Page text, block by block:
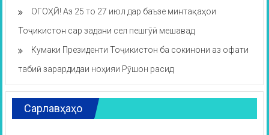
ОГОҲӢ! Аз 25 то 27 июл дар баъзе минтақаҳои
Тоҷикистон сар задани сел пешгӯӣ мешавад
Кумаки Президенти Тоҷикистон ба сокинони аз офати
табиӣ зарардидаи ноҳияи Рӯшон расид
Сарлавҳаҳо